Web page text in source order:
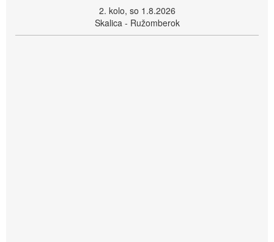
2. kolo, so 1.8.2026
Skalica - Ružomberok